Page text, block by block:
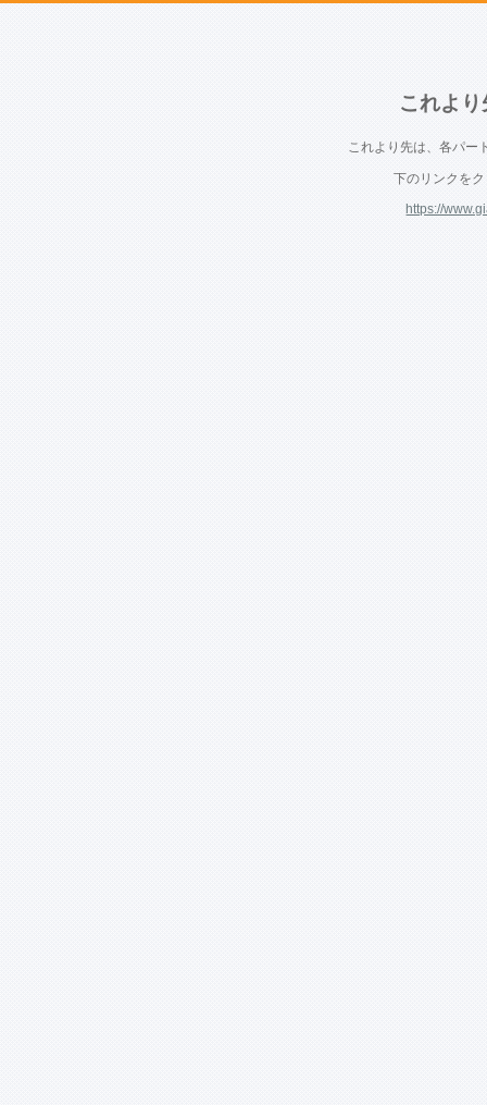
これよ
これより先は、各パー
下のリンクを
https://